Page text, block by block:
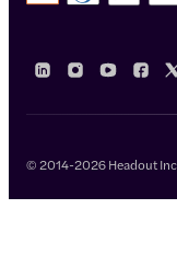
© 2014-2026 Headout